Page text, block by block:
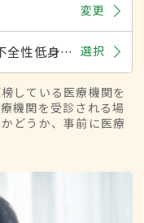
変更
成長ホルモン分泌不全性低身長症（下垂体性小人症） 選択
している医療機関を
機関を受診される場
どうか、事前に医療